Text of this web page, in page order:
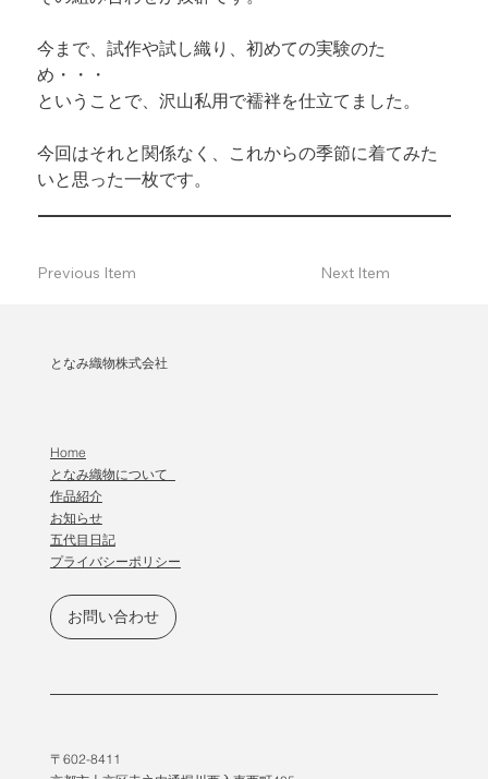
今まで、試作や試し織り、初めての実験のた
め・・・
ということで、沢山私用で襦袢を仕立てました。
今回はそれと関係なく、これからの季節に着てみた
いと思った一枚です。
Next Item
Previous Item
となみ織物株式会社
お問い合わせ
〒602-8411
Home
となみ織物について
作品紹介
​お知らせ
五代目日記
プライバシーポリシー